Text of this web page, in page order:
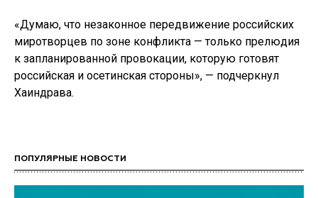
«Думаю, что незаконное передвижение российских
миротворцев по зоне конфликта — только прелюдия
к запланированной провокации, которую готовят
российская и осетинская стороны», — подчеркнул
Хаиндрава.
ПОПУЛЯРНЫЕ НОВОСТИ